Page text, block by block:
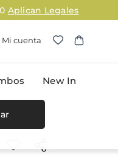
Mi cuenta
New In